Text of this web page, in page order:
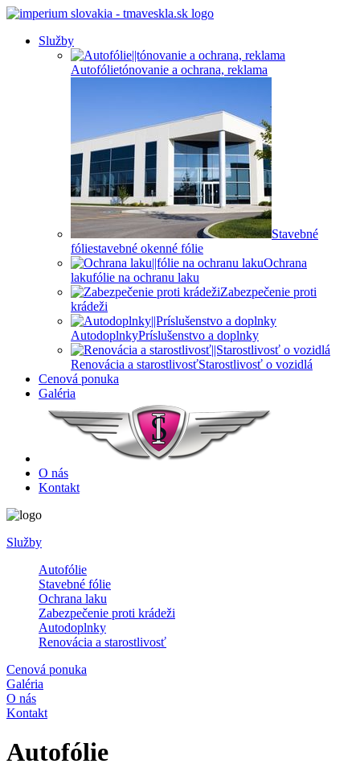
Služby
Autofólietónovanie a ochrana, reklama
Stavebné
fóliestavebné okenné fólie
Ochrana
lakufólie na ochranu laku
Zabezpečenie proti
krádeži
AutodoplnkyPríslušenstvo a doplnky
Renovácia a starostlivosťStarostlivosť o vozidlá
Cenová ponuka
Galéria
O nás
Kontakt
Služby
Autofólie
Stavebné fólie
Ochrana laku
Zabezpečenie proti krádeži
Autodoplnky
Renovácia a starostlivosť
Cenová ponuka
Galéria
O nás
Kontakt
Autofólie